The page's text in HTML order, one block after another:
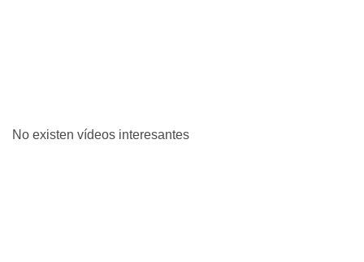
No existen vídeos interesantes